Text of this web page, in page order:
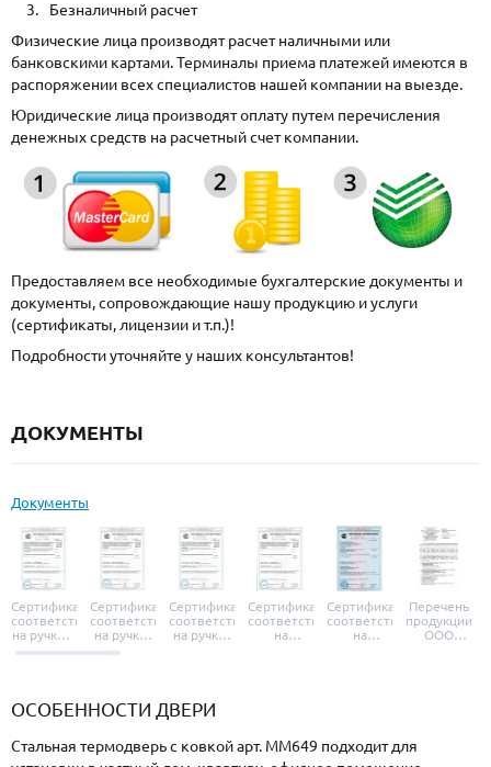
Безналичный расчет
Физические лица производят расчет наличными или
банковскими картами. Терминалы приема платежей имеются в
распоряжении всех специалистов нашей компании на выезде.
Юридические лица производят оплату путем перечисления
денежных средств на расчетный счет компании.
Предоставляем все необходимые бухгалтерские документы и
документы, сопровождающие нашу продукцию и услуги
(сертификаты, лицензии и т.п.)!
Подробности уточняйте у наших консультантов!
ДОКУМЕНТЫ
Документы
Сертификат
соответствия
на ручки и
броненакладки
Сертификат
соответствия
на ручки-
защелки
Сертификат
соответствия
на ручки-
Сертификат
соответствия
на
Сертификат
соответствия
на
Перечень
продукции
ООО
ОСОБЕННОСТИ ДВЕРИ
Стальная термодверь с ковкой арт. ММ649 подходит для